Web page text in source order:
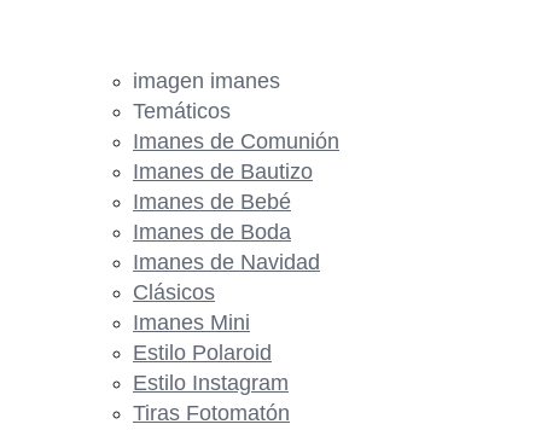
imagen imanes
Temáticos
Imanes de Comunión
Imanes de Bautizo
Imanes de Bebé
Imanes de Boda
Imanes de Navidad
Clásicos
Imanes Mini
Estilo Polaroid
Estilo Instagram
Tiras Fotomatón